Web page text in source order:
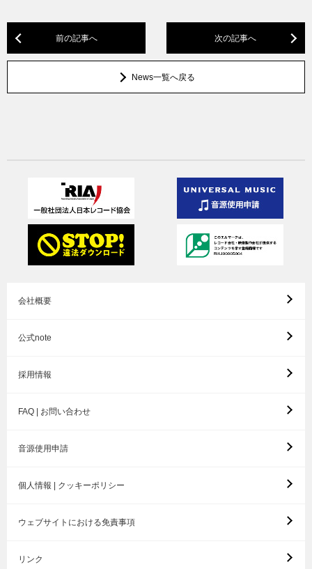
前の記事へ 次の記事へ
News一覧へ戻る
会社概要
公式note
採用情報
FAQ | お問い合わせ
音源使用申請
個人情報 | クッキーポリシー
ウェブサイトにおける免責事項
リンク